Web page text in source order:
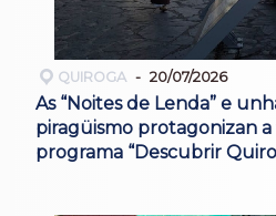
QUIROGA 20/07/2026
As “Noites de Lenda” e
piragüismo protagonizan
programa “Descubrir